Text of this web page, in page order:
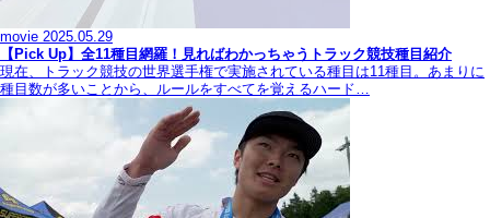
movie 2025.05.29
【Pick Up】全11種目網羅！見ればわかっちゃうトラック競技種目紹介
現在、トラック競技の世界選手権で実施されている種目は11種目。あまりに
種目数が多いことから、ルールをすべてを覚えるハード…